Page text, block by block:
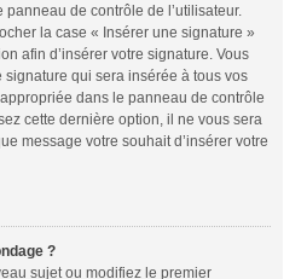
de contrôle de l’utilisateur.
la case « Insérer une signature »
afin d’insérer votre signature. Vous
qui sera insérée à tous vos
dans le panneau de contrôle
cette dernière option, il ne vous sera
message votre souhait d’insérer votre
?
sujet ou modifiez le premier